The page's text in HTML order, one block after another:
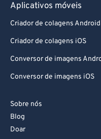
Aplicativos móveis
Criador de colagens Android
Criador de colagens iOS
Conversor de imagens
Conversor de imagens iOS
Sobre nós
Blog
Doar